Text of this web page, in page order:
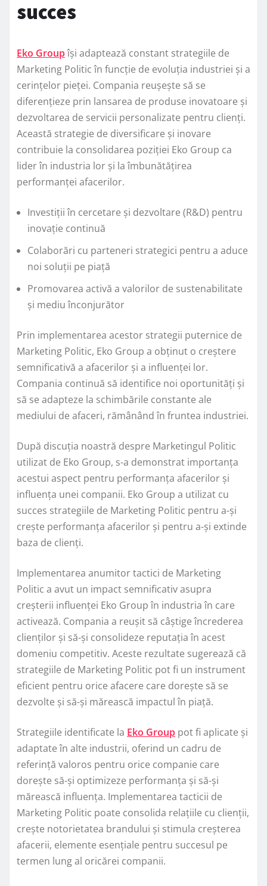
succes
Eko Groupîși adaptează constant strategiile de
Marketing Politic în funcție de evoluția industriei și a
cerințelor pieței. Compania reușește să se
diferențieze prin lansarea de produse inovatoare și
dezvoltarea de servicii personalizate pentru clienți.
Această strategie de diversificare și inovare
contribuie la consolidarea poziției Eko Group ca
lider în industria lor și la îmbunătățirea
performanței afacerilor.
Investiții în cercetare și dezvoltare (R&D) pentru
inovație continuă
Colaborări cu parteneri strategici pentru a aduce
noi soluții pe piață
Promovarea activă a valorilor de sustenabilitate
și mediu înconjurător
Prin implementarea acestor strategii puternice de
Marketing Politic, Eko Group a obținut o creștere
semnificativă a afacerilor și a influenței lor.
Compania continuă să identifice noi oportunități și
să se adapteze la schimbările constante ale
mediului de afaceri, rămânând în fruntea industriei.
După discuția noastră despre Marketingul Politic
utilizat de Eko Group, s-a demonstrat importanța
acestui aspect pentru performanța afacerilor și
influența unei companii. Eko Group a utilizat cu
succes strategiile de Marketing Politic pentru a-și
crește performanța afacerilor și pentru a-și extinde
baza de clienți.
Implementarea anumitor tactici de Marketing
Politic a avut un impact semnificativ asupra
creșterii influenței Eko Group în industria în care
activează. Compania a reușit să câștige încrederea
clienților și să-și consolideze reputația în acest
domeniu competitiv. Aceste rezultate sugerează că
strategiile de Marketing Politic pot fi un instrument
eficient pentru orice afacere care dorește să se
dezvolte și să-și mărească impactul în piață.
Strategiile identificate la Eko Group pot fi aplicate și
adaptate în alte industrii, oferind un cadru de
referință valoros pentru orice companie care
dorește să-și optimizeze performanța și să-și
mărească influența. Implementarea tacticii de
Marketing Politic poate consolida relațiile cu clienții,
crește notorietatea brandului și stimula creșterea
afacerii, elemente esențiale pentru succesul pe
termen lung al oricărei companii.